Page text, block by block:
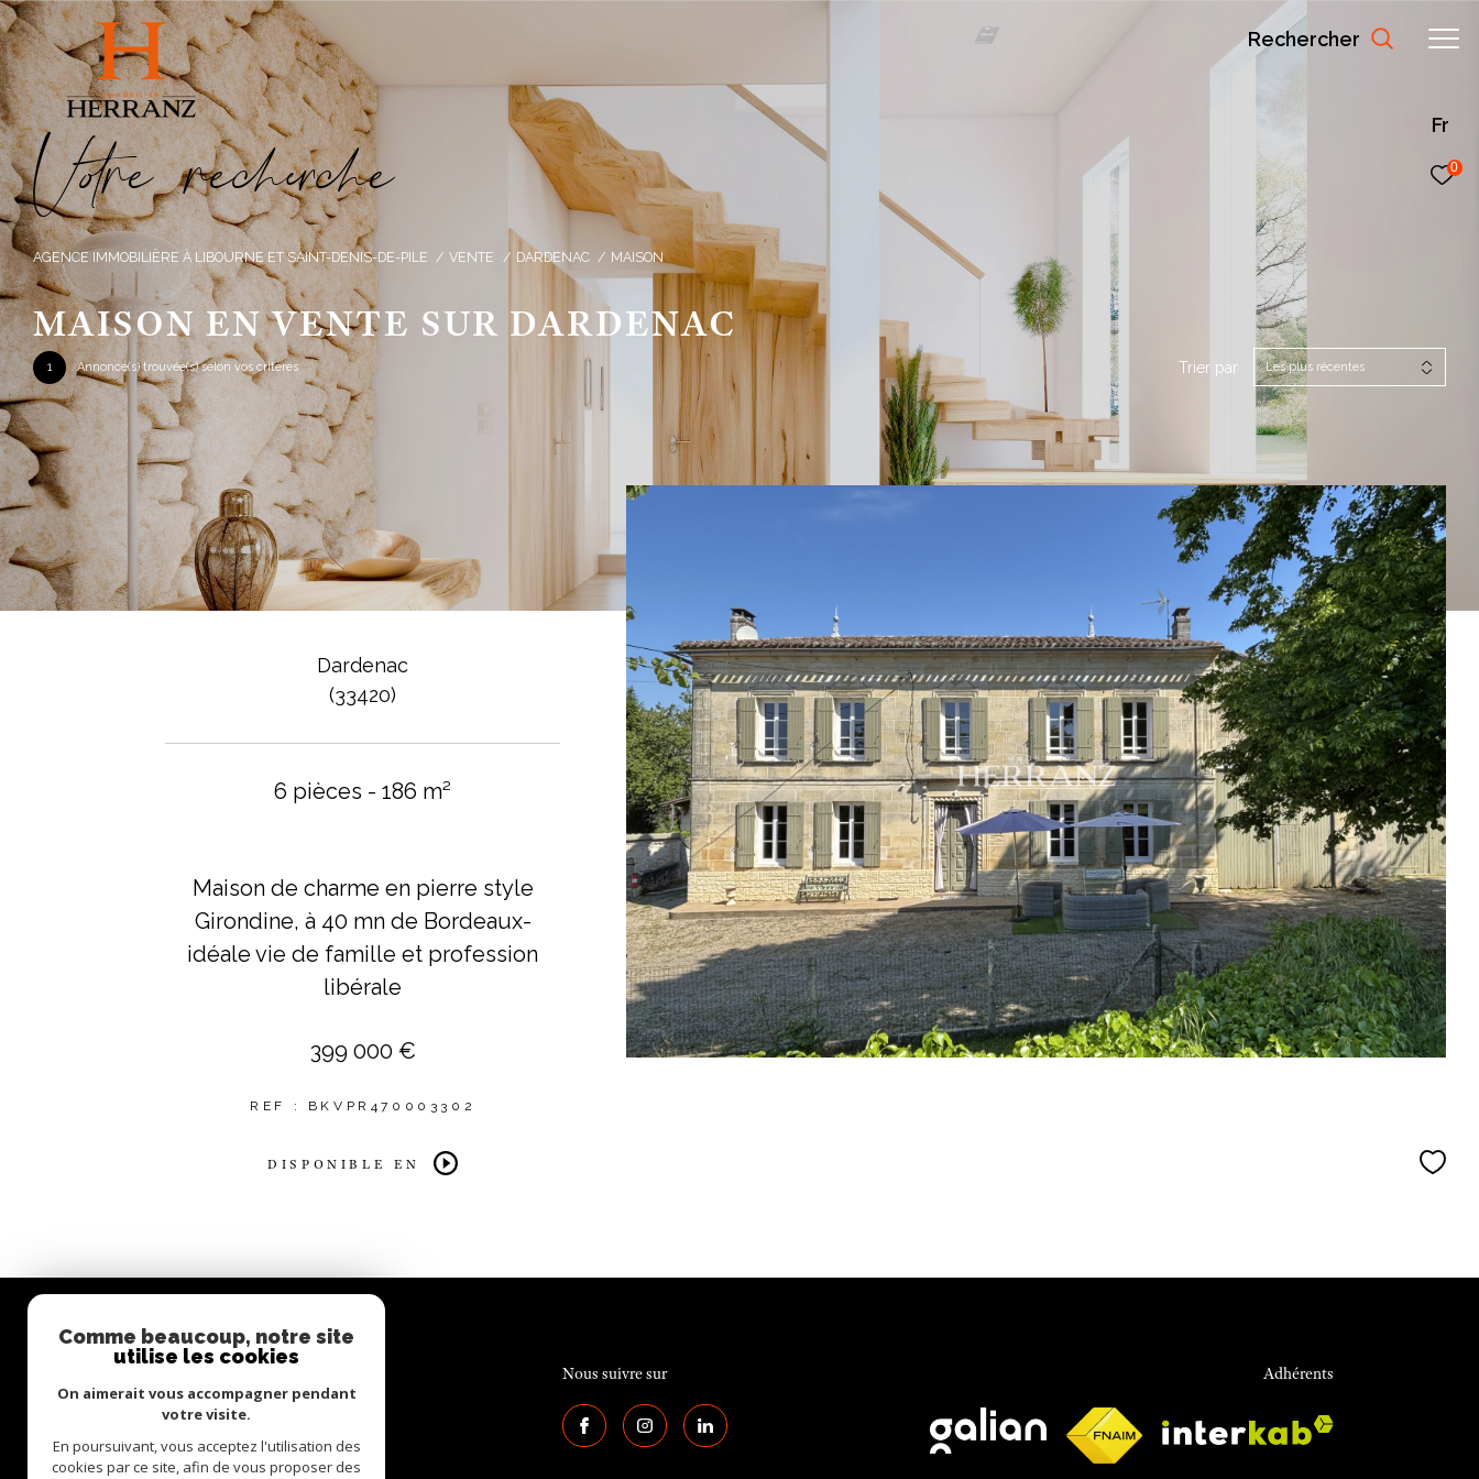
Fr
0
Rechercher
Vore recece
AGENCE IMMOBILIÈRE À LIBOURNE ET SAINT-DENIS-DE-PILE VENTE DARDENAC MAISON
MAISON EN VENTE SUR DARDENAC
1 Annonce(s) trouvée(s) selon vos critères Trier par Les plus récentes
Dardenac
(33420)
6 pièces - 186 m²
Maison de charme en pierre style
Girondine, à 40 mn de Bordeaux-
idéale vie de famille et profession
libérale
399 000 €
REF : BKVPR470003302
DISPONIBLE EN
0554073425
contact@herranz-immobilier.fr
Nous suivre sur Adhérents
Comme beaucoup, notre site
utilise les cookies
On aimerait vous accompagner pendant
votre visite.
En poursuivant, vous acceptez l'utilisation des
cookies par ce site, afin de vous proposer des